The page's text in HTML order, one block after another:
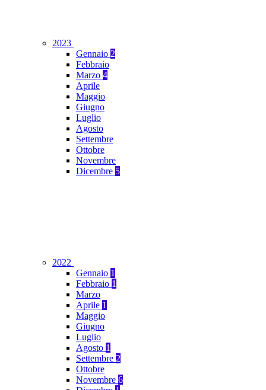
2023
Gennaio 2
Febbraio
Marzo 4
Aprile
Maggio
Giugno
Luglio
Agosto
Settembre
Ottobre
Novembre
Dicembre 5
2022
Gennaio 1
Febbraio 1
Marzo
Aprile 1
Maggio
Giugno
Luglio
Agosto 1
Settembre 2
Ottobre
Novembre 6